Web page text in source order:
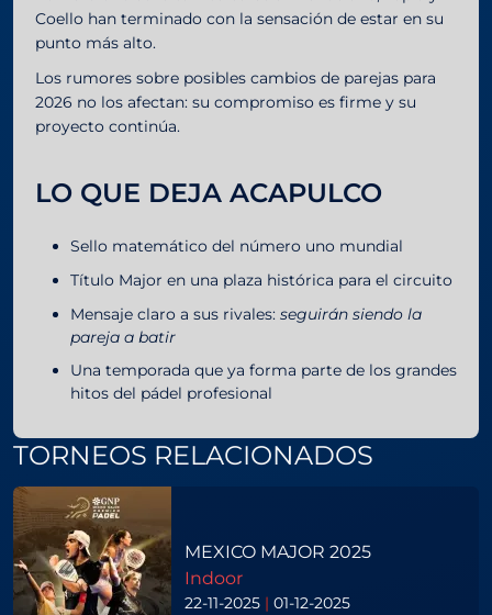
Coello han terminado con la sensación de estar en su
punto más alto.
Los rumores sobre posibles cambios de parejas para
2026 no los afectan: su compromiso es firme y su
proyecto continúa.
LO QUE DEJA ACAPULCO
Sello matemático del número uno mundial
Título Major en una plaza histórica para el circuito
Mensaje claro a sus rivales: seguirán siendo la
pareja a batir
Una temporada que ya forma parte de los grandes
hitos del pádel profesional
TORNEOS RELACIONADOS
MEXICO MAJOR 2025
Indoor
22-11-2025 | 01-12-2025